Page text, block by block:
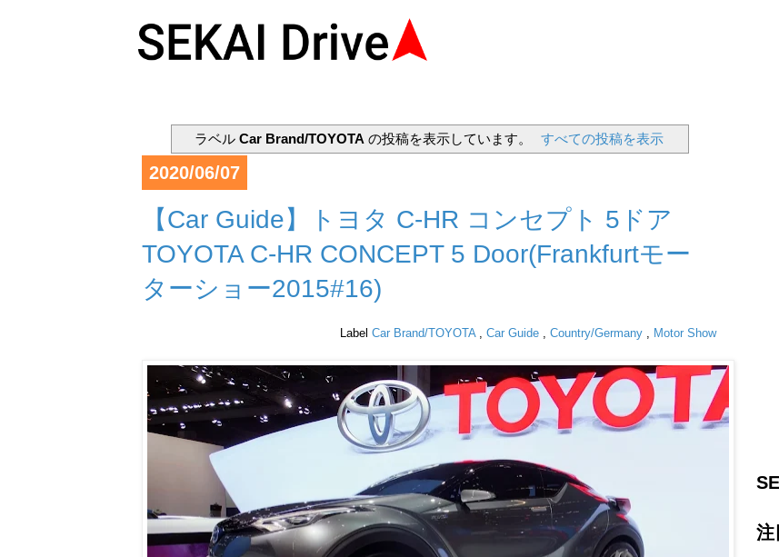
ラベル Car Brand/TOYOTA の投稿を表示しています。 すべての投稿を表示
2020/06/07
【Car Guide】トヨタ C-HR コンセプト 5ドア
TOYOTA C-HR CONCEPT 5 Door(Frankfurtモー
ターショー2015#16)
Label Car Brand/TOYOTA, Car Guide , Country/Germany , Motor Show
注